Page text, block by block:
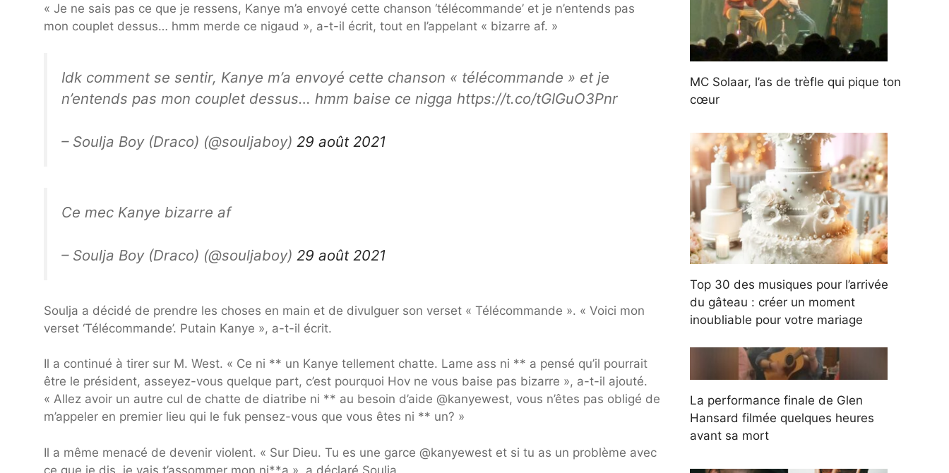
« Je ne sais pas ce que je ressens, Kanye m’a envoyé cette chanson ‘télécommande’ et je n’entends pas
mon couplet dessus… hmm merde ce nigaud », a-t-il écrit, tout en l’appelant « bizarre af. »
Idk comment se sentir, Kanye m’a envoyé cette chanson « télécommande » et je
n’entends pas mon couplet dessus… hmm baise ce nigga https://t.co/tGIGuO3Pnr
– Soulja Boy (Draco) (@souljaboy) 29 août 2021
Ce mec Kanye bizarre af
– Soulja Boy (Draco) (@souljaboy) 29 août 2021
Soulja a décidé de prendre les choses en main et de divulguer son verset « Télécommande ». « Voici mon
verset ‘Télécommande’. Putain Kanye », a-t-il écrit.
Il a continué à tirer sur M. West. « Ce ni ** un Kanye tellement chatte. Lame ass ni ** a pensé qu’il pourrait
être le président, asseyez-vous quelque part, c’est pourquoi Hov ne vous baise pas bizarre », a-t-il ajouté.
« Allez avoir un autre cul de chatte de diatribe ni ** au besoin d’aide @kanyewest, vous n’êtes pas obligé de
m’appeler en premier lieu qui le fuk pensez-vous que vous êtes ni ** un? »
Il a même menacé de devenir violent. « Sur Dieu. Tu es une garce @kanyewest et si tu as un problème avec
ce que je dis, je vais t’assommer mon ni**a », a déclaré Soulja.
MC Solaar, l’as de trèfle qui pique ton
cœur
Top 30 des musiques pour l’arrivée
du gâteau : créer un moment
inoubliable pour votre mariage
La performance finale de Glen
Hansard filmée quelques heures
avant sa mort